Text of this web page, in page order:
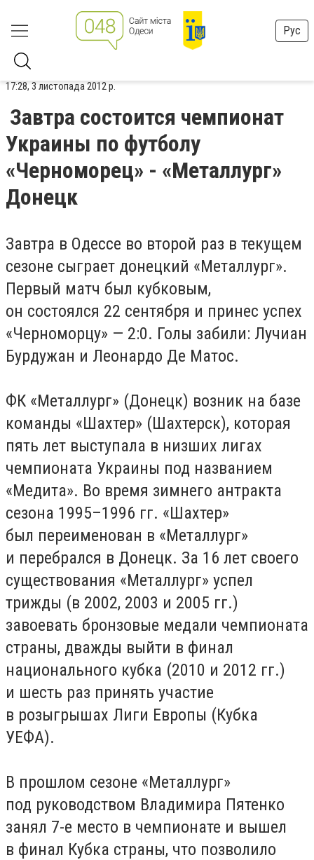
Рус
17:28, 3 листопада 2012 р.
Завтра состоится чемпионат
Украины по футболу
«Черноморец» - «Металлург»
Донецк
Завтра в Одессе во второй раз в текущем
сезоне сыграет донецкий «Металлург».
Первый матч был кубковым,
он состоялся 22 сентября и принес успех
«Черноморцу» — 2:0. Голы забили: Лучиан
Бурдужан и Леонардо Де Матос.
ФК «Металлург» (Донецк) возник на базе
команды «Шахтер» (Шахтерск), которая
пять лет выступала в низших лигах
чемпионата Украины под названием
«Медита». Во время зимнего антракта
сезона 1995–1996 гг. «Шахтер»
был переименован в «Металлург»
и перебрался в Донецк. За 16 лет своего
существования «Металлург» успел
трижды (в 2002, 2003 и 2005 гг.)
завоевать бронзовые медали чемпионата
страны, дважды выйти в финал
национального кубка (2010 и 2012 гг.)
и шесть раз принять участие
в розыгрышах Лиги Европы (Кубка
УЕФА).
В прошлом сезоне «Металлург»
под руководством Владимира Пятенко
занял 7-е место в чемпионате и вышел
в финал Кубка страны, что позволило